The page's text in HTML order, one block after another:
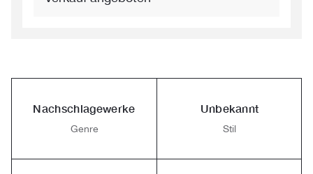
Nachschlagewerke
Genre
Unbekannt
Stil